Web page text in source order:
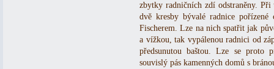
zbytky radničních zdí odstraněny.
dvě kresby bývalé radnice
Fischerem. Lze na nich spatřit jak
a vížkou, tak vypálenou radnici od
předsunutou baštou. Lze se proto
souvislý pás kamenných domů s